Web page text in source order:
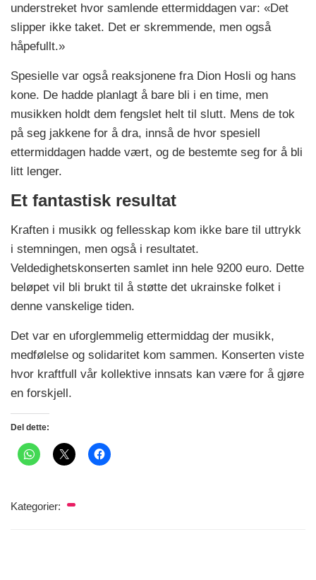
understreket hvor samlende ettermiddagen var: «Det
slipper ikke taket. Det er skremmende, men også
håpefullt.»
Spesielle var også reaksjonene fra Dion Hosli og hans
kone. De hadde planlagt å bare bli i en time, men
musikken holdt dem fengslet helt til slutt. Mens de tok
på seg jakkene for å dra, innså de hvor spesiell
ettermiddagen hadde vært, og de bestemte seg for å bli
litt lenger.
Et fantastisk resultat
Kraften i musikk og fellesskap kom ikke bare til uttrykk
i stemningen, men også i resultatet.
Veldedighetskonserten samlet inn hele 9200 euro. Dette
beløpet vil bli brukt til å støtte det ukrainske folket i
denne vanskelige tiden.
Det var en uforglemmelig ettermiddag der musikk,
medfølelse og solidaritet kom sammen. Konserten viste
hvor kraftfull vår kollektive innsats kan være for å gjøre
en forskjell.
Del dette:
Kategorier: